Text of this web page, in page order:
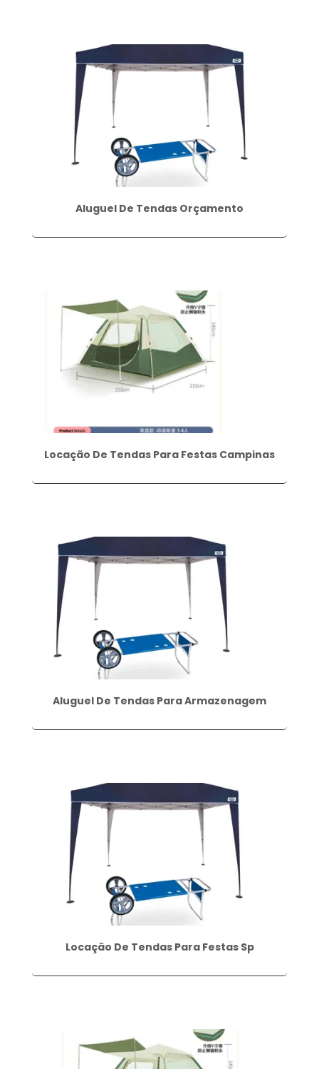
Aluguel De Tendas Orçamento
Locação De Tendas Para Festas Campinas
Aluguel De Tendas Para Armazenagem
Locação De Tendas Para Festas Sp